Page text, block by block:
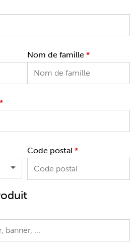
Nom de famille *
*
Code postal *